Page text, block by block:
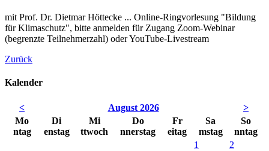
mit Prof. Dr. Dietmar Höttecke ... Online-Ringvorlesung "Bildung
für Klimaschutz", bitte anmelden für Zugang Zoom-Webinar
(begrenzte Teilnehmerzahl) oder YouTube-Livestream
Zurück
Kalender
< August 2026
>
Mo
ntag
Di
enstag
Mi
ttwoch
Do
nnerstag
Fr
eitag
Sa
mstag
So
nntag
1
2